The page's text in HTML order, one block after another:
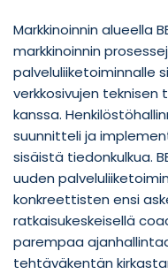
Markkinoinnin alueella
markkinoinnin
palveluliiketoiminnalle
verkkosivujen
kanssa.
suunnitteli ja
sisäistä tiedonkulkua.
uuden
konkreettisten ensi
ratkaisukeskeisellä
parempaa
tehtäväkentän